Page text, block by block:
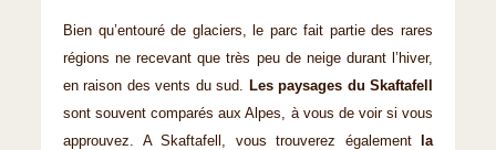
Bien qu’entouré de glaciers, le parc fait partie des rares
régions ne recevant que très peu de neige durant l’hiver,
en raison des vents du sud. Les paysages du Skaftafell
sont souvent comparés aux Alpes, à vous de voir si vous
approuvez. A Skaftafell, vous trouverez également
la